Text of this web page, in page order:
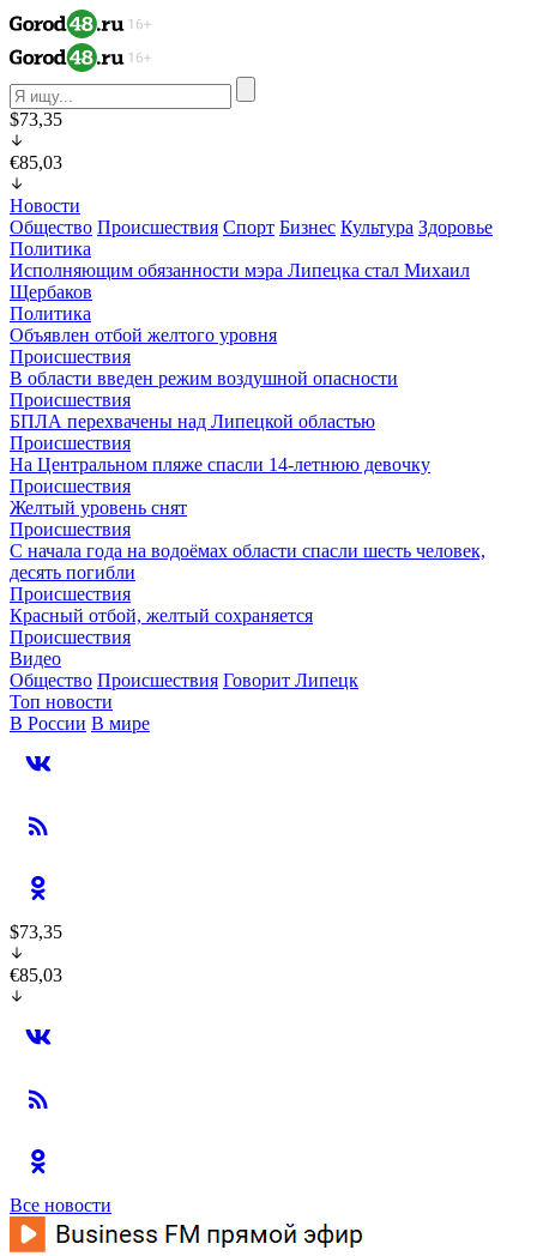
$73,35
€85,03
Новости
Общество Происшествия Спорт Бизнес Культура Здоровье
Политика
Исполняющим обязанности мэра Липецка стал Михаил
Щербаков
Политика
Объявлен отбой желтого уровня
Происшествия
В области введен режим воздушной опасности
Происшествия
БПЛА перехвачены над Липецкой областью
Происшествия
На Центральном пляже спасли 14-летнюю девочку
Происшествия
Желтый уровень снят
Происшествия
С начала года на водоёмах области спасли шесть человек,
десять погибли
Происшествия
Красный отбой, желтый сохраняется
Происшествия
Видео
Общество Происшествия Говорит Липецк
Топ новости
В России В мире
$73,35
€85,03
Все новости